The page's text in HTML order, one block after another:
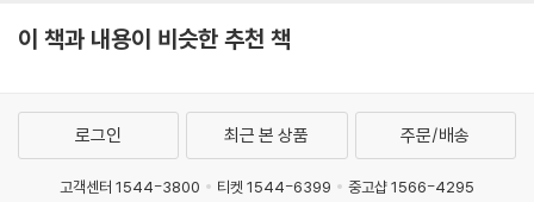
이 책과 내용이 비슷한 추천 책
로그인 최근 본 상품 주문/배송
고객센터 1544-3800 티켓 1544-6399 중고샵 1566-4295